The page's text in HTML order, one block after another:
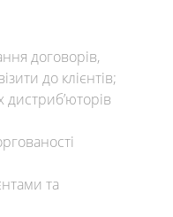
договорів,
до клієнтів;
та